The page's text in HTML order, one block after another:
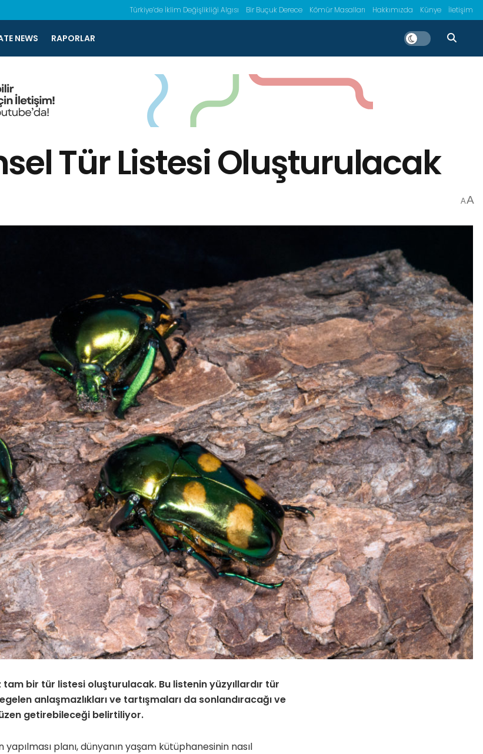
Türkiye’de İklim Değişlikliği Algısı Bir Buçuk Derece Kömür Masalları Hakkımızda Künye İletişim
NEWS RAPORLAR
Tür Listesi Oluşturulacak
AA
bir tür listesi oluşturulacak. Bu listenin yüzyıllardır tür
anlaşmazlıkları ve tartışmaları da sonlandıracağı ve
getirebileceği belirtiliyor.
planı, dünyanın yaşam kütüphanesinin nasıl